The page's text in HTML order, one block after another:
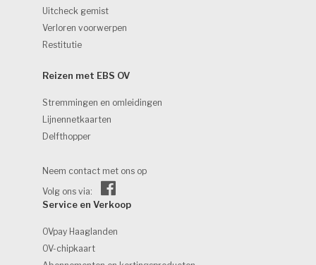
Uitcheck gemist
Verloren voorwerpen
Restitutie
Reizen met EBS OV
Stremmingen en omleidingen
Lijnennetkaarten
Delfthopper
Neem contact met ons op
Volg ons via:
Service en Verkoop
OVpay Haaglanden
OV-chipkaart